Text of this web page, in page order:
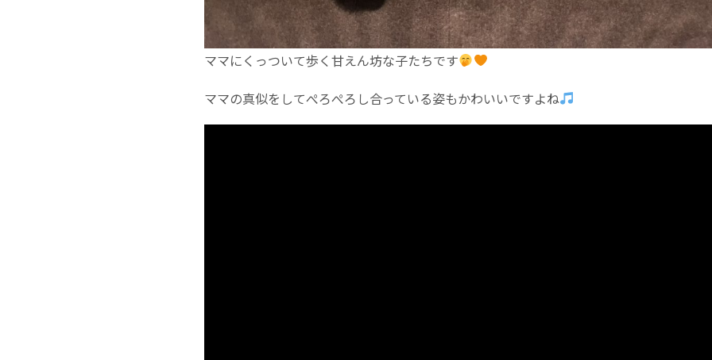
ママにくっついて歩く甘えん坊な子たちです
ママの真似をしてぺろぺろし合っている姿もかわいいですよね